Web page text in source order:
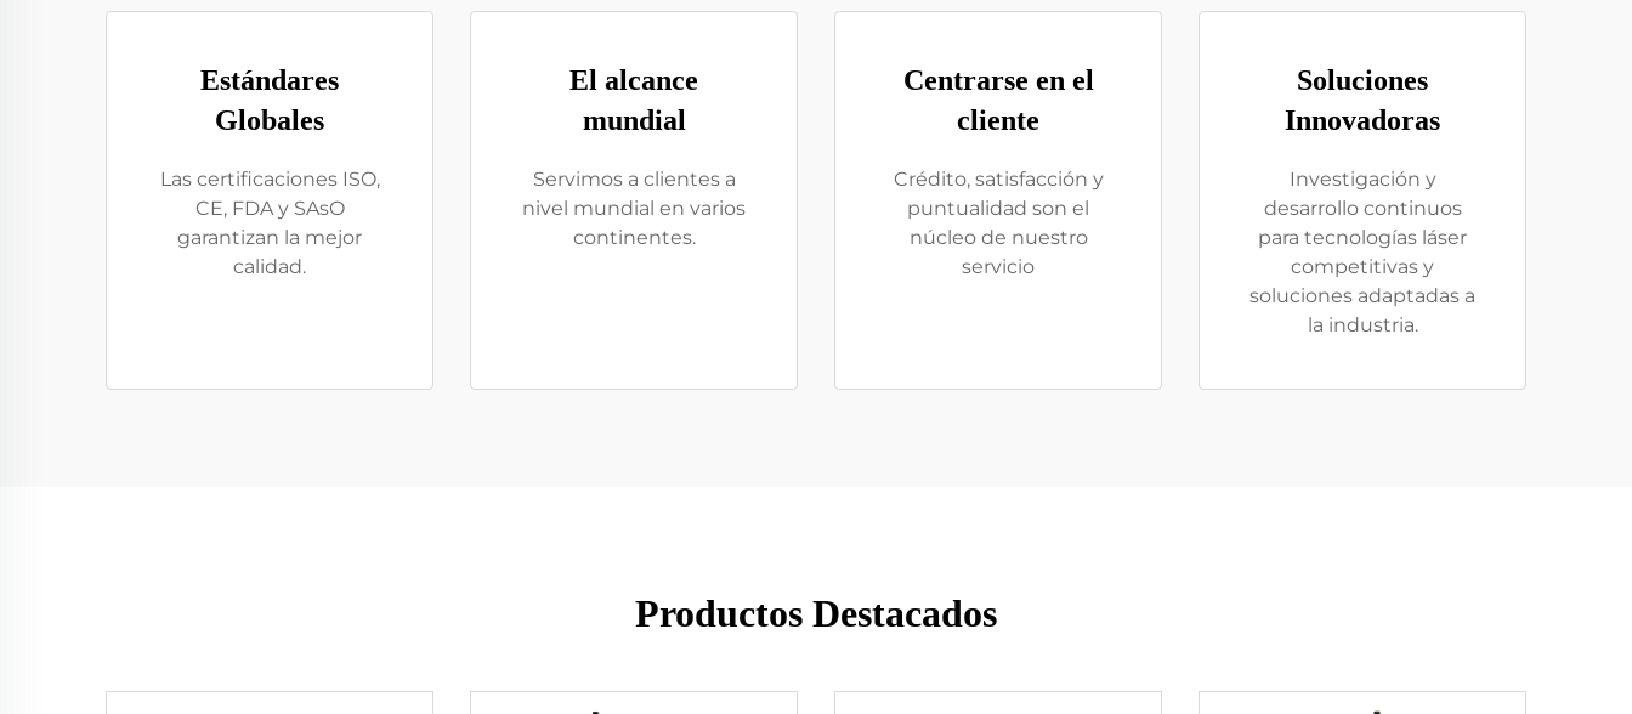
Estándares
Globales
Las certificaciones ISO,
CE, FDA y SAsO
garantizan la mejor
calidad.
El alcance
mundial
Servimos a clientes a
nivel mundial en varios
continentes.
Centrarse en el
cliente
Crédito, satisfacción y
puntualidad son el
núcleo de nuestro
servicio
Soluciones
Innovadoras
Investigación y
desarrollo continuos
para tecnologías láser
competitivas y
soluciones adaptadas a
la industria.
Productos Destacados